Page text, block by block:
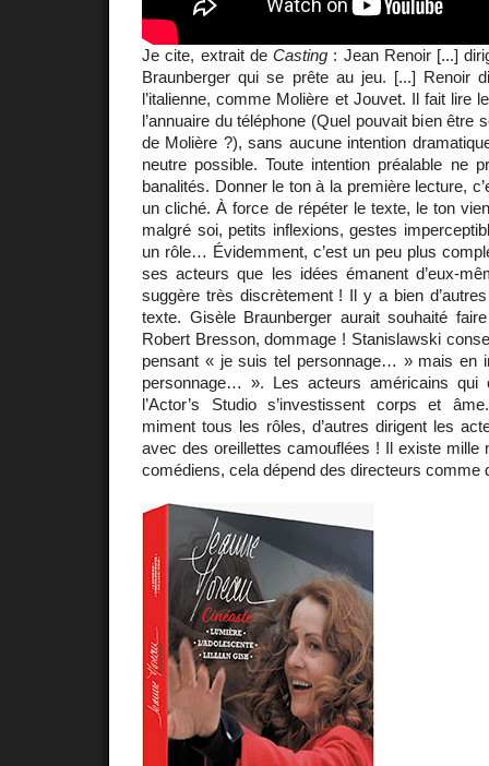
Je cite, extrait de Casting : Jean Renoir [...]
Braunberger qui se prête au jeu. [...] Renoir
l’italienne, comme Molière et Jouvet. Il fait lire
l’annuaire du téléphone (Quel pouvait bien être
de Molière ?), sans aucune intention
neutre possible. Toute intention préalable ne
banalités. Donner le ton à la première lecture,
un cliché. À force de répéter le texte, le ton
malgré soi, petits inflexions, gestes
un rôle… Évidemment, c’est un peu plus
ses acteurs que les idées émanent d’eux-
suggère très discrètement ! Il y a bien
texte. Gisèle Braunberger aurait souhaité
Robert Bresson, dommage ! Stanislawski
pensant « je suis tel personnage… » mais en
personnage… ». Les acteurs américains
l’Actor’s Studio s’investissent corps et
miment tous les rôles, d’autres dirigent les
avec des oreillettes camouflées ! Il existe mille
comédiens, cela dépend des directeurs